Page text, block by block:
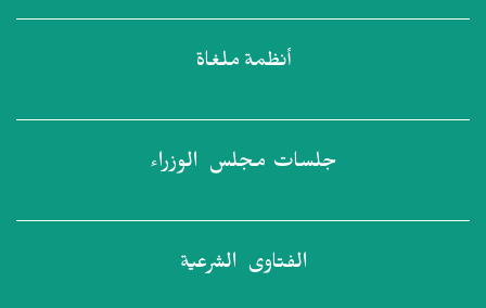
أنظمة ملغاة
جلسات مجلس الوزراء
الفتاوى الشرعية